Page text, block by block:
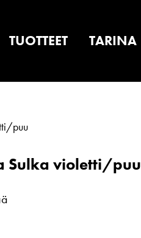
TUOTTEET TARINA
puu
Sulka violetti/puu